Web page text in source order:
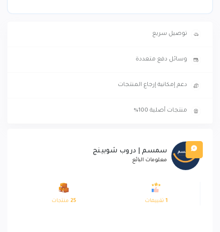
توصيل سريع
وسائل دفع متعددة
دعم إمكانية إرجاع المنتجات
منتجات أصلية 100%
سمسم | دروب شوبينج
معلومات البائع
1 تقييمات 25 منتجات